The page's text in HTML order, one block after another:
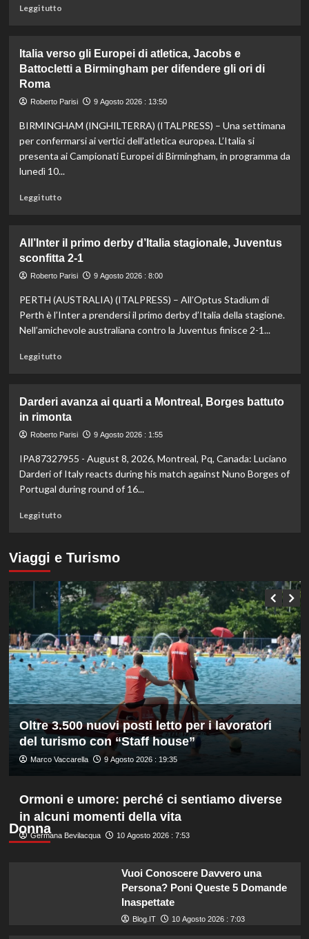
Leggi tuttoLeggi
Sinner
salta
Cincinnati
un
problema
al
ginocchio
destro:
sto
preparazione
per
Us
Open”
Italia verso gli Europei di atletica, Jacobs e
Battocletti a Birmingham per difendere gli ori di
Roma
Roberto Parisi 9 Agosto 2026 : 13:50
BIRMINGHAM (INGHILTERRA) (ITALPRESS) – Una settimana
per confermarsi ai vertici dell’atletica europea. L’Italia si
presenta ai Campionati Europei di Birmingham, in programma da
lunedì 10...
Leggi tuttoLeggi
Italia
verso
gli
di
atletica,
Jacobs
difendere
gli
ori
Roma
All’Inter il primo derby d’Italia stagionale, Juventus
sconfitta 2-1
Roberto Parisi 9 Agosto 2026 : 8:00
PERTH (AUSTRALIA) (ITALPRESS) – All’Optus Stadium di
Perth è l’Inter a prendersi il primo derby d’Italia della stagione.
Nell’amichevole australiana contro la Juventus finisce 2-1...
Leggi tuttoLeggi
All’Inter
il
primo
d’Italia
stagionale,
Juventus
Darderi avanza ai quarti a Montreal, Borges battuto
in rimonta
Roberto Parisi 9 Agosto 2026 : 1:55
IPA87327955 - August 8, 2026, Montreal, Pq, Canada: Luciano
Darderi of Italy reacts during his match against Nuno Borges of
Portugal during round of 16...
Leggi tuttoLeggi
su
Darderi
avanza
ai
quarti
a
Montreal,
Borges
battuto
in
rimonta
Viaggi e Turismo
Oltre 3.500 nuovi posti letto per i lavoratori
del turismo con “Staff house”
Marco Vaccarella 9 Agosto 2026 : 19:35
Donna
Ormoni e umore: perché ci sentiamo diverse
in alcuni momenti della vita
Germana Bevilacqua 10 Agosto 2026 : 7:53
Vuoi Conoscere Davvero una
Persona? Poni Queste 5 Domande
Inaspettate
Blog.IT 10 Agosto 2026 : 7:03